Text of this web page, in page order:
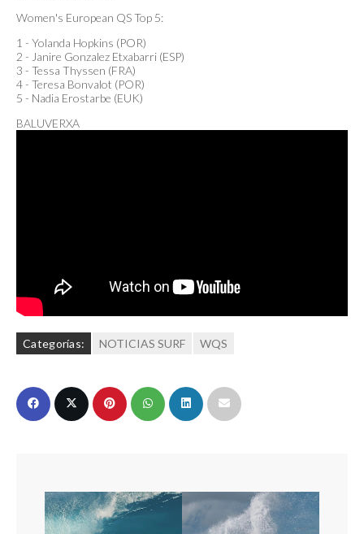
Women's European QS Top 5:
1 - Yolanda Hopkins (POR)
2 - Janire Gonzalez Etxabarri (ESP)
3 - Tessa Thyssen (FRA)
4 - Teresa Bonvalot (POR)
5 - Nadia Erostarbe (EUK)
BALUVERXA
Categorías: NOTICIAS SURF WQS